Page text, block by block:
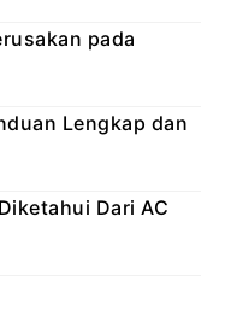
pada
Lengkap dan
Dari AC